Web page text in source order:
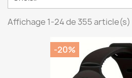
Affichage 1-24 de 355 article(s)
-20%